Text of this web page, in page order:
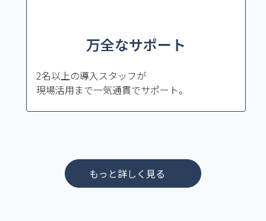
万全なサポート
2名以上の導入スタッフが
現場活用まで一気通貫でサポート。
もっと詳しく見る